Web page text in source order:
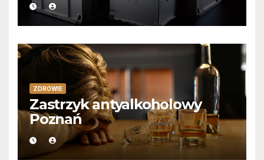
ZDROWIE
Zastrzyk antyalkoholowy
Poznań